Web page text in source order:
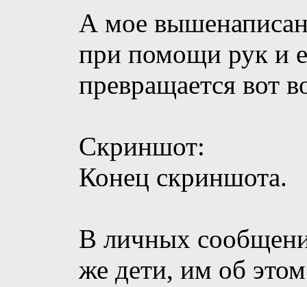
А мое
при помощи рук и
превращается вот
Скриншот:
Конец скриншота.
В личных
же дети, им об